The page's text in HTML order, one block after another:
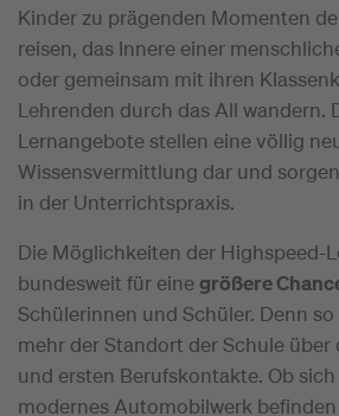
Kinder zu prägenden Momenten
reisen, das Innere einer
oder gemeinsam mit ihren
Lehrenden durch das All wandern.
Lernangebote stellen eine völlig
Wissensvermittlung dar und
in der Unterrichtspraxis.
Die Möglichkeiten der Highspeed-
bundesweit für eine größere
Schülerinnen und Schüler. Denn
mehr der Standort der Schule über
und ersten Berufskontakte. Ob
modernes Automobilwerk